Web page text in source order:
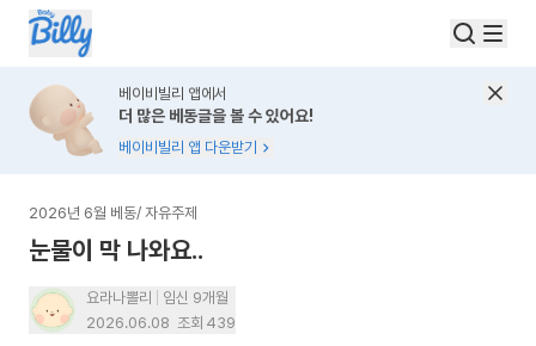
베이비빌리 앱에서
더 많은 베동글을 볼 수 있어요!
베이비빌리 앱 다운받기
2026년 6월 베동/ 자유주제
눈물이 막 나와요..
요라나뽈리
임신 9개월
2026.06.08 조회 439